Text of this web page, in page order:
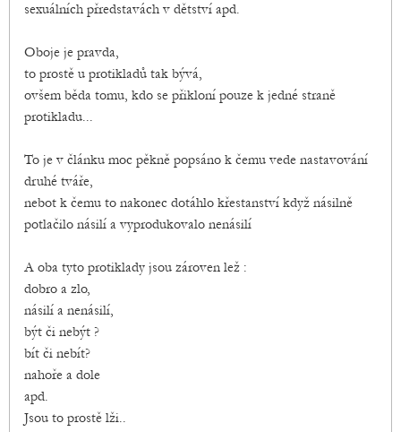
sexuálních přredstavách v dětství apd.
Oboje je pravda,
to prostě u protikladů tak bývá,
ovšem běda tomu, kdo se přikloní pouze k jedné straně
protikladu...
To je v článku moc pěkně popsáno k čemu vede nastavování
druhé tváře,
nebot k čemu to nakonec dotáhlo křestanství když násilně
potlačilo násilí a vyprodukovalo nenásilí
A oba tyto protiklady jsou zároven lež :
dobro a zlo,
násilí a nenásilí,
být či nebýt ?
bít či nebít?
nahoře a dole
apd.
Jsou to prostě lži..